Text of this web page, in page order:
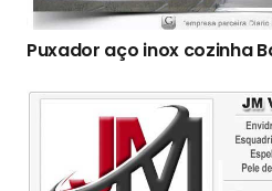
Puxador aço inox cozinha